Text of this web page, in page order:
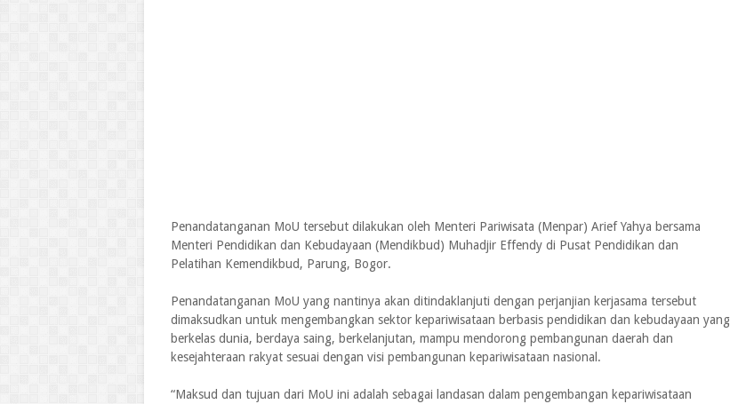
Penandatanganan MoU tersebut dilakukan oleh Menteri Pariwisata (Menpar) Arief Yahya bersama
Menteri Pendidikan dan Kebudayaan (Mendikbud) Muhadjir Effendy di Pusat Pendidikan dan
Pelatihan Kemendikbud, Parung, Bogor.
Penandatanganan MoU yang nantinya akan ditindaklanjuti dengan perjanjian kerjasama tersebut
dimaksudkan untuk mengembangkan sektor kepariwisataan berbasis pendidikan dan kebudayaan yang
berkelas dunia, berdaya saing, berkelanjutan, mampu mendorong pembangunan daerah dan
kesejahteraan rakyat sesuai dengan visi pembangunan kepariwisataan nasional.
“Maksud dan tujuan dari MoU ini adalah sebagai landasan dalam pengembangan kepariwisataan